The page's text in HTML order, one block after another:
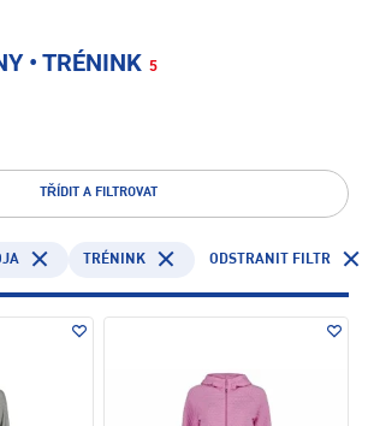
• TRÉNINK 5
TŘÍDIT A FILTROVAT
TRÉNINK ODSTRANIT FILTR